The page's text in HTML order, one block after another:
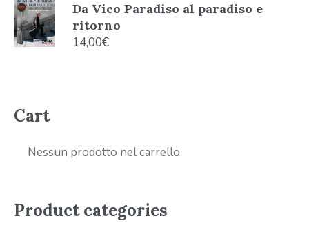
Da Vico Paradiso al paradiso e
ritorno
14,00€
Cart
Nessun prodotto nel carrello.
Product categories